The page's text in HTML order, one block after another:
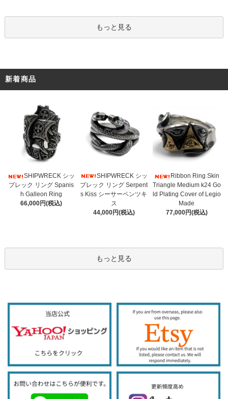
もっと見る
新着商品
SHIPWRECK シッ
プレック リング Spanis
h Galleon Ring
66,000円(税込)
SHIPWRECK シッ
プレック リング Serpent
s Kiss シーサーペンツキ
ス
44,000円(税込)
Ribbon Ring Skin
Triangle Medium k24 Go
ld Plating Cover of Legio
Made
77,000円(税込)
もっと見る